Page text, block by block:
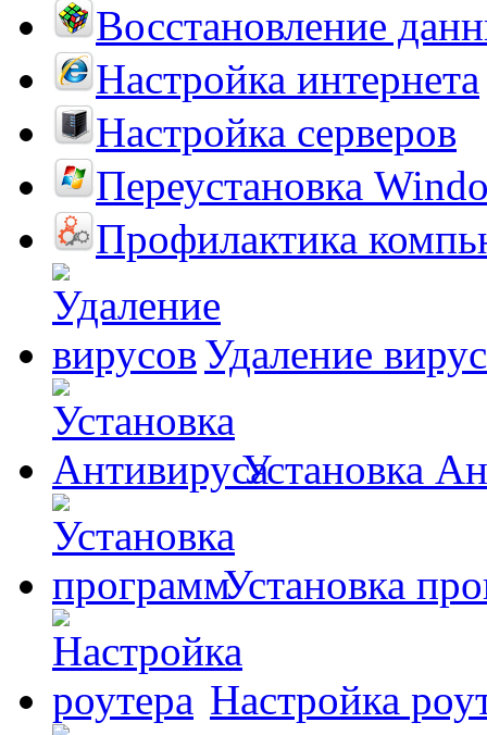
Восстановление
Настройка интернета
Настройка серверов
Переустановка
Профилактика
Удаление
Установка
Установка
Настройка